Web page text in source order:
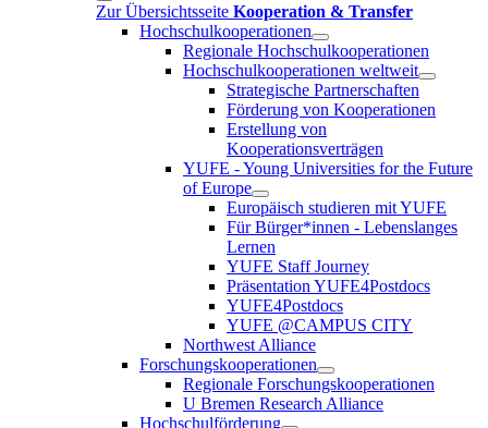
Zur Übersichtsseite Kooperation & Transfer
Hochschulkooperationen
Regionale Hochschulkooperationen
Hochschulkooperationen weltweit
Strategische Partnerschaften
Förderung von Kooperationen
Erstellung von
Kooperationsverträgen
YUFE - Young Universities for the Future
of Europe
Europäisch studieren mit YUFE
Für Bürger*innen - Lebenslanges
Lernen
YUFE Staff Journey
Präsentation YUFE4Postdocs
YUFE4Postdocs
YUFE @CAMPUS CITY
Northwest Alliance
Forschungskooperationen
Regionale Forschungskooperationen
U Bremen Research Alliance
Hochschulförderung